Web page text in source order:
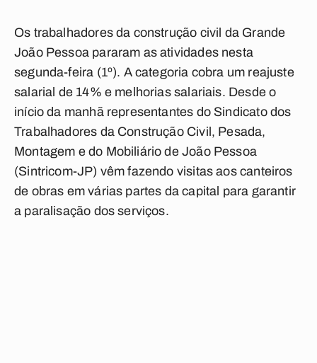
Os trabalhadores da construção civil da Grande
João Pessoa pararam as atividades nesta
segunda-feira (1º). A categoria cobra um reajuste
salarial de 14% e melhorias salariais. Desde o
início da manhã representantes do Sindicato dos
Trabalhadores da Construção Civil, Pesada,
Montagem e do Mobiliário de João Pessoa
(Sintricom-JP) vêm fazendo visitas aos canteiros
de obras em várias partes da capital para garantir
a paralisação dos serviços.